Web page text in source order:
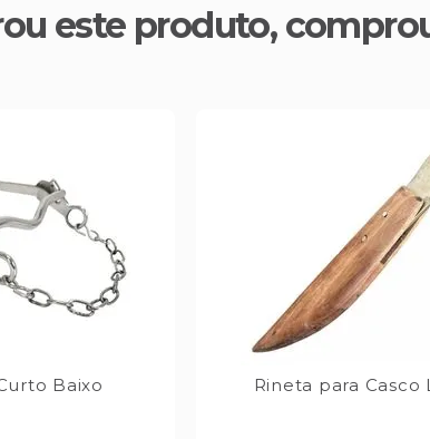
este produto,
Baixo Rineta para Casco